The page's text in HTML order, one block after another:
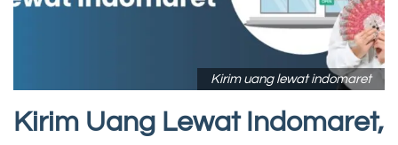
Kirim uang lewat indomaret
Kirim Uang Lewat Indomaret,